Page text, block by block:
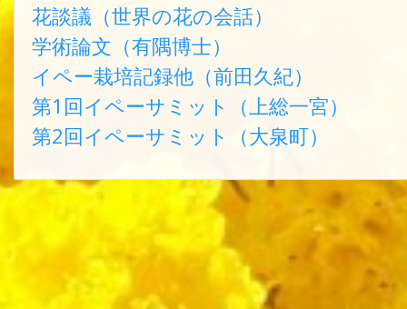
花談議（世界の花の会話）
学術論文（有隅博士）
イペー栽培記録他（前田久紀）
第1回イペーサミット（上総一宮）
第2回イペーサミット（大泉町）